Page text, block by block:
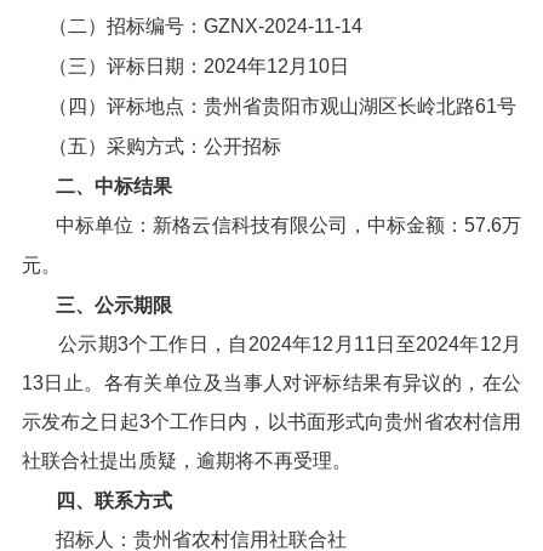
（二）招标编号：GZNX-2024-11-14
（三）评标日期：2024年12月10日
（四）评标地点：贵州省贵阳市观山湖区长岭北路61号
（五）采购方式：公开招标
二、中标结果
中标单位：新格云信科技有限公司，中标金额：57.6万
元。
三、公示期限
公示期3个工作日，自2024年12月11日至2024年12月
13日止。各有关单位及当事人对评标结果有异议的，在公
示发布之日起3个工作日内，以书面形式向贵州省农村信用
社联合社提出质疑，逾期将不再受理。
四、联系方式
招标人：贵州省农村信用社联合社